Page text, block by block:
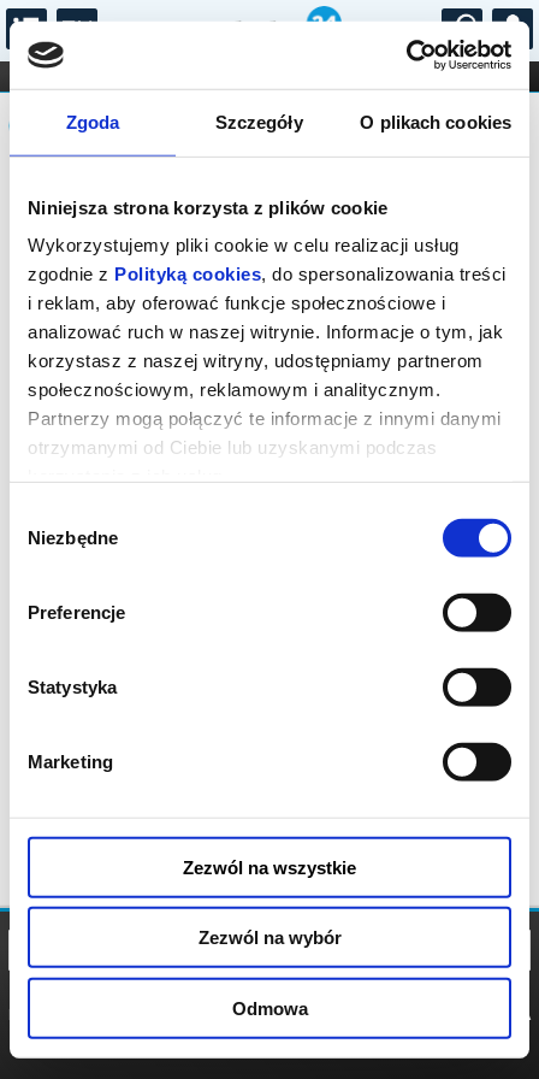
Zgoda Szczegóły O plikach cookies
Niniejsza strona korzysta z plików cookie
Wykorzystujemy pliki cookie w celu realizacji usług
zgodnie z Polityką cookies, do spersonalizowania treści
i reklam, aby oferować funkcje społecznościowe i
analizować ruch w naszej witrynie. Informacje o tym, jak
korzystasz z naszej witryny, udostępniamy partnerom
społecznościowym, reklamowym i analitycznym.
Partnerzy mogą połączyć te informacje z innymi danymi
otrzymanymi od Ciebie lub uzyskanymi podczas
zgody
Niezbędne
Preferencje
Statystyka
Marketing
Zezwól na wszystkie
Zezwól na wybór
Odmowa
...
FILHARMONIA OPERA I BALET
STAND-UP
DLA DZIECI
Komunikat
Sprzedaż biletów on-line na wydarzenie
została zakończona.
POLITYKA
POLITYKA